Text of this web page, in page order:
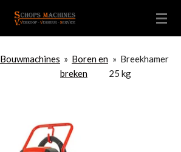
Bouwmachines » Boren en
breken
» Breekhamer
25 kg